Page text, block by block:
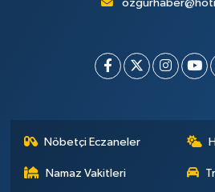
Nöbetçi Eczaneler
Namaz Vakitleri